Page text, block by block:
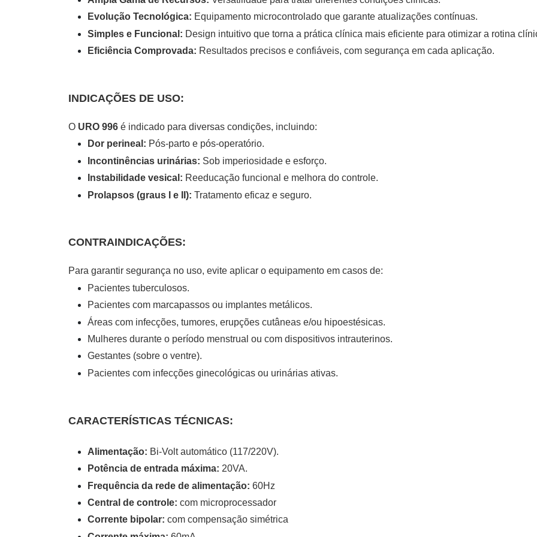
Evolução Tecnológica: Equipamento microcontrolado que garante atualizações contínuas.
Simples e Funcional: Design intuitivo que torna a prática clínica mais eficiente para otimizar a rotina
Eficiência Comprovada: Resultados precisos e confiáveis, com segurança em cada aplicação.
INDICAÇÕES DE USO:
O URO 996 é indicado para diversas condições, incluindo:
Dor perineal: Pós-parto e pós-operatório.
Incontinências urinárias: Sob imperiosidade e esforço.
Instabilidade vesical: Reeducação funcional e melhora do controle.
Prolapsos (graus I e II): Tratamento eficaz e seguro.
CONTRAINDICAÇÕES:
Para garantir segurança no uso, evite aplicar o equipamento em casos de:
Pacientes tuberculosos.
Pacientes com marcapassos ou implantes metálicos.
Áreas com infecções, tumores, erupções cutâneas e/ou hipoestésicas.
Mulheres durante o período menstrual ou com dispositivos intrauterinos.
Gestantes (sobre o ventre).
Pacientes com infecções ginecológicas ou urinárias ativas.
CARACTERÍSTICAS TÉCNICAS:
Alimentação: Bi-Volt automático (117/220V).
Potência de entrada máxima: 20VA.
Frequência da rede de alimentação: 60Hz
Central de controle: com microprocessador
Corrente bipolar: com compensação simétrica